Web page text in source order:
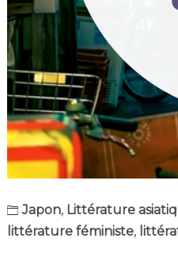
Japon, Littérature
littérature féministe,